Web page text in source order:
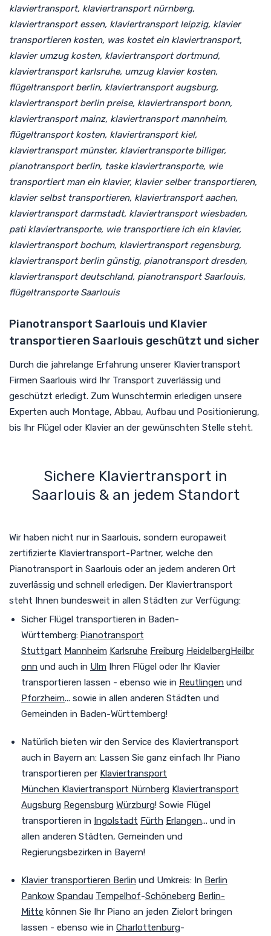
klaviertransport, klaviertransport nürnberg,
klaviertransport essen, klaviertransport leipzig, klavier
transportieren kosten, was kostet ein klaviertransport,
klavier umzug kosten, klaviertransport dortmund,
klaviertransport karlsruhe, umzug klavier kosten,
flügeltransport berlin, klaviertransport augsburg,
klaviertransport berlin preise, klaviertransport bonn,
klaviertransport mainz, klaviertransport mannheim,
flügeltransport kosten, klaviertransport kiel,
klaviertransport münster, klaviertransporte billiger,
pianotransport berlin, taske klaviertransporte, wie
transportiert man ein klavier, klavier selber transportieren,
klavier selbst transportieren, klaviertransport aachen,
klaviertransport darmstadt, klaviertransport wiesbaden,
pati klaviertransporte, wie transportiere ich ein klavier,
klaviertransport bochum, klaviertransport regensburg,
klaviertransport berlin günstig, pianotransport dresden,
klaviertransport deutschland, pianotransport Saarlouis,
flügeltransporte Saarlouis
Pianotransport Saarlouis und Klavier
transportieren Saarlouis geschützt und sicher
Durch die jahrelange Erfahrung unserer Klaviertransport
Firmen Saarlouis wird Ihr Transport zuverlässig und
geschützt erledigt. Zum Wunschtermin erledigen unsere
Experten auch Montage, Abbau, Aufbau und Positionierung,
bis Ihr Flügel oder Klavier an der gewünschten Stelle steht.
Sichere Klaviertransport in
Saarlouis & an jedem Standort
Wir haben nicht nur in Saarlouis, sondern europaweit
zertifizierte Klaviertransport-Partner, welche den
Pianotransport in Saarlouis oder an jedem anderen Ort
zuverlässig und schnell erledigen. Der Klaviertransport
steht Ihnen bundesweit in allen Städten zur Verfügung:
Sicher Flügel transportieren in Baden-
Württemberg: Pianotransport
Stuttgart Mannheim Karlsruhe Freiburg HeidelbergHeilbr
onn und auch in Ulm Ihren Flügel oder Ihr Klavier
transportieren lassen - ebenso wie in Reutlingen und
Pforzheim... sowie in allen anderen Städten und
Gemeinden in Baden-Württemberg!
Natürlich bieten wir den Service des Klaviertransport
auch in Bayern an: Lassen Sie ganz einfach Ihr Piano
transportieren per Klaviertransport
München Klaviertransport Nürnberg Klaviertransport
Augsburg Regensburg Würzburg! Sowie Flügel
transportieren in Ingolstadt Fürth Erlangen... und in
allen anderen Städten, Gemeinden und
Regierungsbezirken in Bayern!
Klavier transportieren Berlin und Umkreis: In Berlin
Pankow Spandau Tempelhof-Schöneberg Berlin-
Mitte können Sie Ihr Piano an jeden Zielort bringen
lassen - ebenso wie in Charlottenburg-